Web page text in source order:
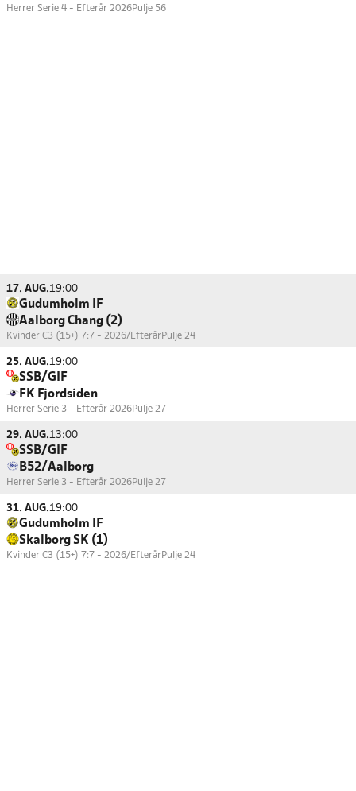
Herrer Serie 4 - Efterår 2026Pulje 56
17. AUG.19:00
Gudumholm IF
Aalborg Chang (2)
Kvinder C3 (15+) 7:7 - 2026/EfterårPulje 24
25. AUG.19:00
SSB/GIF
FK Fjordsiden
Herrer Serie 3 - Efterår 2026Pulje 27
29. AUG.13:00
SSB/GIF
B52/Aalborg
Herrer Serie 3 - Efterår 2026Pulje 27
31. AUG.19:00
Gudumholm IF
Skalborg SK (1)
Kvinder C3 (15+) 7:7 - 2026/EfterårPulje 24